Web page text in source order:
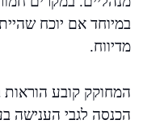
במיוחד אם יוכח
מדיווח.
הכנסה לגבי הענישה